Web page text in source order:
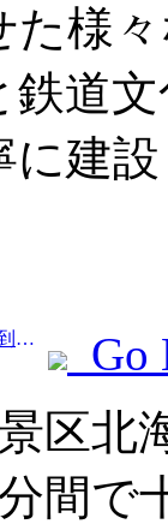
た様
鉄道
に建
Prev:今年上半期の世界の国際観光客到着数は前年比5％増加した。
Go
区北
間で